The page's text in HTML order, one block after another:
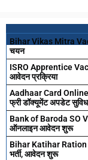
Bihar Vikas Mitra
चयन
ISRO Apprentice
आवेदन प्रक्रिया
Aadhaar Card Online
फ्री डॉक्यूमेंट अपडेट
Bank of Baroda SO
ऑनलाइन आवेदन शुरू
Bihar Katihar Ration
भर्ती, आवेदन शुरू